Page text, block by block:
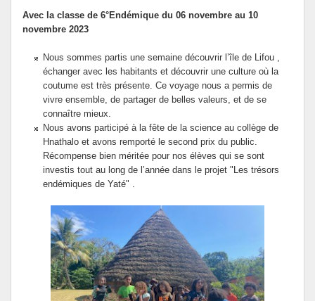
Instances
Avec la classe de 6°Endémique du 06 novembre au 10
novembre 2023
Nous sommes partis une semaine découvrir l’île de Lifou ,
échanger avec les habitants et découvrir une culture où la
coutume est très présente. Ce voyage nous a permis de
vivre ensemble, de partager de belles valeurs, et de se
connaître mieux.
Nous avons participé à la fête de la science au collège de
Hnathalo et avons remporté le second prix du public.
Récompense bien méritée pour nos élèves qui se sont
investis tout au long de l’année dans le projet "Les trésors
endémiques de Yaté" .